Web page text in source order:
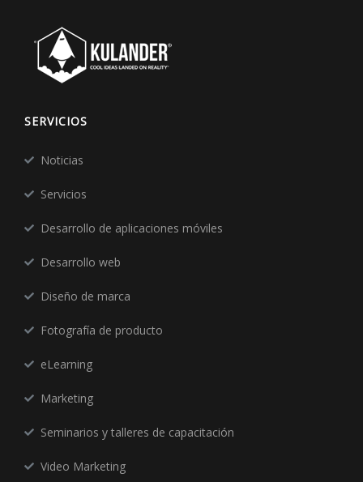
SERVICIOS
Noticias
Servicios
Desarrollo de aplicaciones móviles
Desarrollo web
Diseño de marca
Fotografía de producto
eLearning
Marketing
Seminarios y talleres de capacitación
Video Marketing